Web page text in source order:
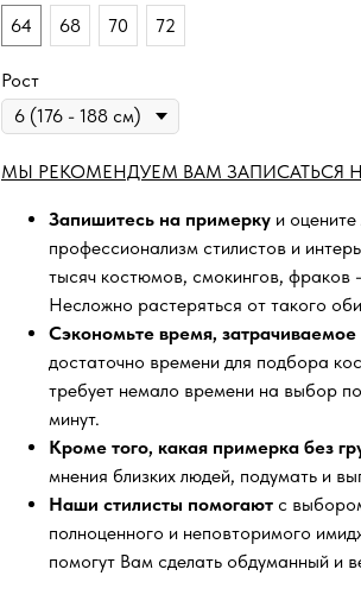
64
68 70 72
Рост
МЫ РЕКОМЕНДУЕМ ВАМ ЗАПИСАТЬСЯ
Запишитесь на примерку и
профессионализм стилистов и
тысяч костюмов, смокингов, фраков
Несложно растеряться от такого
Сэкономьте время,
достаточно времени для подбора
требует немало времени на выбор
минут.
Кроме того, какая примерка без
мнения близких людей, подумать и
Наши стилисты помогают с
полноценного и неповторимого
помогут Вам сделать обдуманный и